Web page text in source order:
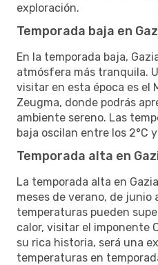
exploración.
Temporada baja en
En la temporada baja,
atmósfera más tranquila.
visitar en esta época es el
Zeugma, donde podrás
ambiente sereno. Las
baja oscilan entre los 2°C y
Temporada alta en
La temporada alta en
meses de verano, de junio
temperaturas pueden
calor, visitar el imponente
su rica historia, será una
temperaturas en